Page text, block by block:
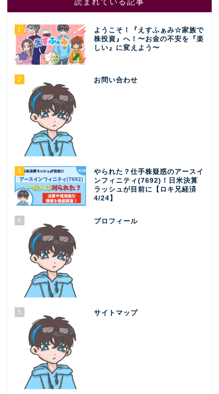
読まれている記事
1
ようこそ！『えすふぁみ☆家族で
株投資』へ！〜お金の不安を『楽
しい』に変えよう〜
2 お問い合わせ
3
やられた？仕手株疑惑のアースイ
ンフィニティ(7692)！日米決算
ラッシュが目前に【ロキ兄経済
4/24】
4 プロフィール
5 サイトマップ